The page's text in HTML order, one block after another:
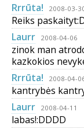
Rrrūta!
2008-03-
Reiks
Laurr
2008-04-06
zinok man
kazkokios
Rrrūta!
2008-04-
kantrybės
Laurr
2008-04-11
labas!:DDDD